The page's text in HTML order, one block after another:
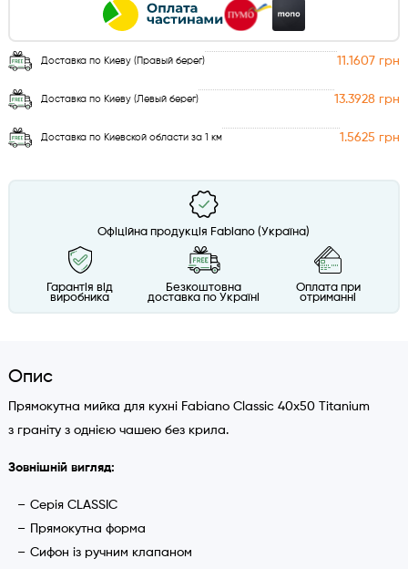
Доставка по Киеву (Правый берег) 11.1607 грн
Доставка по Киеву (Левый берег) 13.3928 грн
Доставка по Киевской области за 1 км 1.5625 грн
Офіційна продукція Fabiano (Україна)
Гарантія від
виробника
Безкоштовна
доставка по Україні
Оплата при
отриманні
Опис
Прямокутна мийка для кухні Fabiano Classic 40x50 Titanium
з граніту з однією чашею без крила.
Зовнішній вигляд:
Серія CLASSIC
Прямокутна форма
Сифон із ручним клапаном